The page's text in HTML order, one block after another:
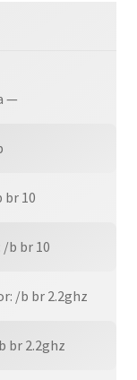
—
br 10
/b br 10
/b br 2.2ghz
br 2.2ghz